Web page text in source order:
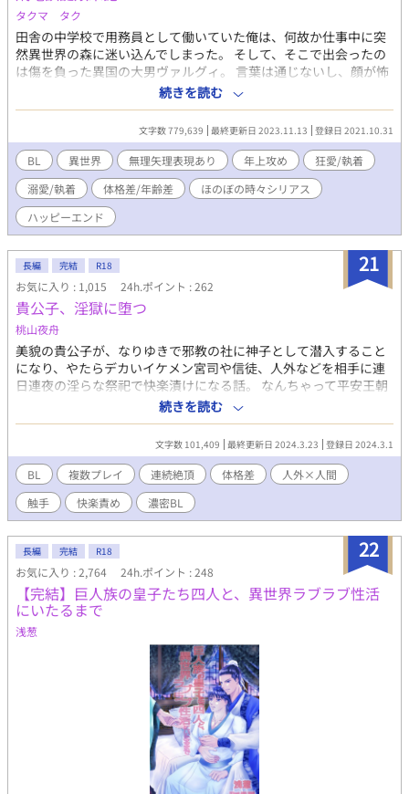
タクマ タク
田舎の中学校で用務員として働いていた俺は、何故か仕事中に突
然異世界の森に迷い込んでしまった。 そして、そこで出会ったの
は傷を負った異国の大男ヴァルグィ。 言葉は通じないし、顔が怖
い異人さんだけど、森を脱出するには地元民の手を借りるのが一
番だ！ そんな訳で、森を出るまでの道案内をお願いする代わりに
動けない彼を家まで運んでやることに。 竜や魔法が存在する世界
で織りなす、堅物将軍様とお気楽青年の異世界トリップBL 年上攻
め/体格差/年の差/執着愛/ハッピーエンド/ほのぼの/シリアス/無理
矢理/異世界転移/異世界転生/ 体格が良くお髭のおじさんが攻めで
す。 一つでも気になるワードがありましたら、是非ご笑覧くださ
い！ 第1章までは、日本語「」、異世界語『』 第2章以降は、日本
語『』、異世界語「」になります。 ＊自サイトとムーンライトノ
ります。 ＊今後の章でcp攻以外との性行為場面あります。 ＊メイ
ンcp内での無理矢理表現あります。 苦手な方はご注意ください。
続きを読む
文字数 779,639 最終更新日 2023.11.13 登録日 2021.10.31
BL 異世界 無理矢理表現あり 年上攻め
狂愛/執着
溺愛/執着
体格差/年齢差
ほのぼの時々シリアス
ハッピーエンド
21
長編 完結 R18
お気に入り : 1,015 24h.ポイント : 262
貴公子、淫獄に堕つ
桃山夜舟
美貌の貴公子が、なりゆきで邪教の社に神子として潜入すること
になり、やたらデカいイケメン宮司や信徒、人外などを相手に連
日連夜の淫らな祭祀で快楽漬けになる話。 なんちゃって平安王朝
風の異世界です。 輪姦/淫紋/結腸責/異種姦/触手/スライム/マッサ
ージ/鬼/獣姦/衆人環視/青姦/尿道責/母乳/搾乳/羞恥/露出/苗床/産
卵/など。 快楽漬けなので、痛みや暴力はありません。 ※はR-18
描写ありです（ほとんどですが）。 2024.3.23 完結しました。あ
りがとうございました！ 後日談やスピンオフなど書くかもしれま
せん。
続きを読む
文字数 101,409 最終更新日 2024.3.23 登録日 2024.3.1
BL 複数プレイ 連続絶頂 体格差
人外×人間
触手
快楽責め 濃密BL
22
長編 完結 R18
お気に入り : 2,764 24h.ポイント : 248
【完結】巨人族の皇子たち四人と、異世界ラブラブ性活
にいたるまで
浅葱